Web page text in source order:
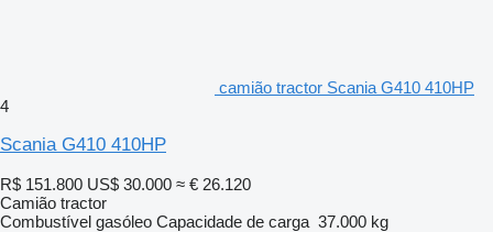
camião tractor Scania G410 410HP
4
Scania G410 410HP
R$ 151.800 US$ 30.000 ≈ € 26.120
Camião tractor
Combustível gasóleo Capacidade de carga 37.000 kg